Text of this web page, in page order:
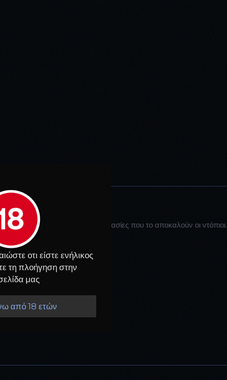
οτι είστε ενήλικος
τη πλοήγηση στην
μας
από 18 ετών
είναι μερικές απο τις ονομασίες που το αποκαλούν οι ντόπιοι.